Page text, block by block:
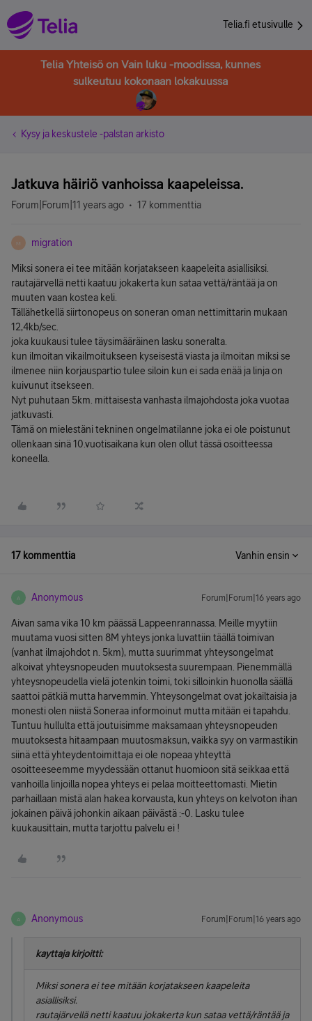
Telia.fi etusivulle
Telia Yhteisö on Vain luku -moodissa, kunnes
sulkeutuu kokonaan lokakuussa
Kysy ja keskustele -palstan arkisto
Jatkuva häiriö vanhoissa kaapeleissa.
Forum|Forum|11 years ago 17 kommenttia
M migration
Miksi sonera ei tee mitään korjatakseen kaapeleita asiallisiksi.
rautajärvellä netti kaatuu jokakerta kun sataa vettä/räntää ja on
muuten vaan kostea keli.
Tällähetkellä siirtonopeus on soneran oman nettimittarin mukaan
12,4kb/sec.
joka kuukausi tulee täysimääräinen lasku soneralta.
kun ilmoitan vikailmoitukseen kyseisestä viasta ja ilmoitan miksi se
ilmenee niin korjauspartio tulee siloin kun ei sada enää ja linja on
kuivunut itsekseen.
Nyt puhutaan 5km. mittaisesta vanhasta ilmajohdosta joka vuotaa
jatkuvasti.
Tämä on mielestäni tekninen ongelmatilanne joka ei ole poistunut
ollenkaan sinä 10.vuotisaikana kun olen ollut tässä osoitteessa
koneella.
17 kommenttia Vanhin ensin
A Anonymous Forum|Forum|16 years ago
Aivan sama vika 10 km päässä Lappeenrannassa. Meille myytiin
muutama vuosi sitten 8M yhteys jonka luvattiin täällä toimivan
(vanhat ilmajohdot n. 5km), mutta suurimmat yhteysongelmat
alkoivat yhteysnopeuden muutoksesta suurempaan. Pienemmällä
yhteysnopeudella vielä jotenkin toimi, toki silloinkin huonolla säällä
saattoi pätkiä mutta harvemmin. Yhteysongelmat ovat jokailtaisia ja
monesti olen niistä Soneraa informoinut mutta mitään ei tapahdu.
Tuntuu hullulta että joutuisimme maksamaan yhteysnopeuden
muutoksesta hitaampaan muutosmaksun, vaikka syy on varmastikin
siinä että yhteydentoimittaja ei ole nopeaa yhteyttä
osoitteeseemme myydessään ottanut huomioon sitä seikkaa että
vanhoilla linjoilla nopea yhteys ei pelaa moitteettomasti. Mietin
parhaillaan mistä alan hakea korvausta, kun yhteys on kelvoton ihan
jokainen päivä johonkin aikaan päivästä :-0. Lasku tulee
kuukausittain, mutta tarjottu palvelu ei !
A Anonymous Forum|Forum|16 years ago
kayttaja kirjoitti:
Miksi sonera ei tee mitään korjatakseen kaapeleita
asiallisiksi.
rautajärvellä netti kaatuu jokakerta kun sataa vettä/räntää ja